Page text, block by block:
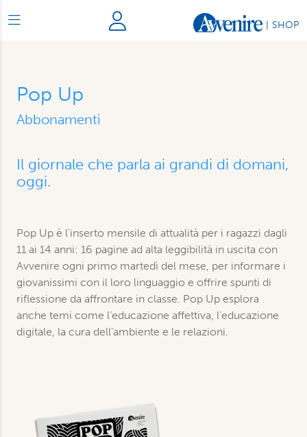
SHOP
Pop Up
Abbonamenti
Il giornale che parla ai grandi di domani,
oggi.
Pop Up è l'inserto mensile di attualità per i ragazzi dagli
11 ai 14 anni: 16 pagine ad alta leggibilità in uscita con
Avvenire ogni primo martedì del mese, per informare i
giovanissimi con il loro linguaggio e offrire spunti di
riflessione da affrontare in classe. Pop Up esplora
anche temi come l’educazione affettiva, l’educazione
digitale, la cura dell’ambiente e le relazioni.